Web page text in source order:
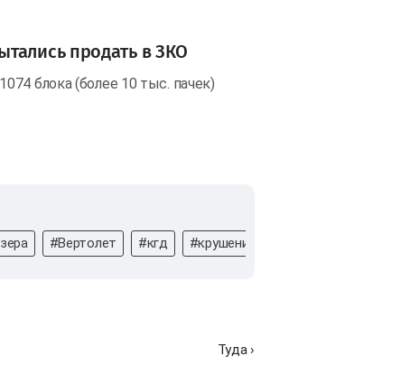
продать в ЗКО
блока (более 10 тыс. пачек)
#Вертолет #кгд #крушение
Туда ›